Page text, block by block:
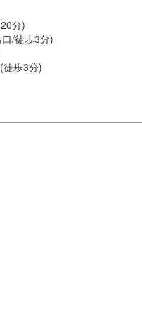
分)
/徒歩3分)
徒歩3分)